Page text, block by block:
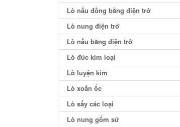
Lò nấu đồng bằng điện trở
Lò nung điện trở
Lò nấu bằng điện trở
Lò đúc kim loại
Lò luyện kim
Lò xoắn ốc
Lò sấy các loại
Lò nung gốm sứ